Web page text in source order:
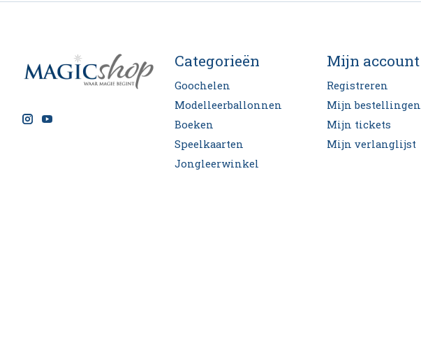
Categorieën
Goochelen
Modelleerballonnen
Boeken
Speelkaarten
Jongleerwinkel
Mijn account
Registreren
Mijn bestellingen
Mijn tickets
Mijn verlanglijst